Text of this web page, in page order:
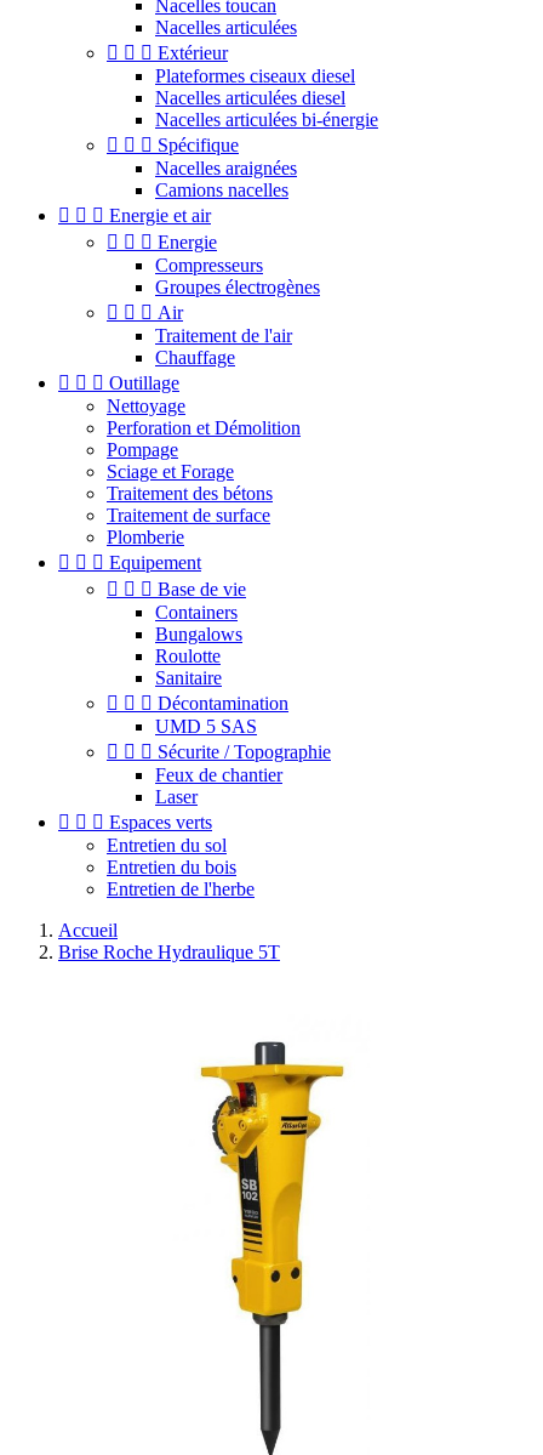
Nacelles toucan
Nacelles articulées
   Extérieur
Plateformes ciseaux diesel
Nacelles articulées diesel
Nacelles articulées bi-énergie
   Spécifique
Nacelles araignées
Camions nacelles
   Energie et air
   Energie
Compresseurs
Groupes électrogènes
   Air
Traitement de l'air
Chauffage
   Outillage
Nettoyage
Perforation et Démolition
Pompage
Sciage et Forage
Traitement des bétons
Traitement de surface
Plomberie
   Equipement
   Base de vie
Containers
Bungalows
Roulotte
Sanitaire
   Décontamination
UMD 5 SAS
   Sécurite / Topographie
Feux de chantier
Laser
   Espaces verts
Entretien du sol
Entretien du bois
Entretien de l'herbe
Accueil
Brise Roche Hydraulique 5T